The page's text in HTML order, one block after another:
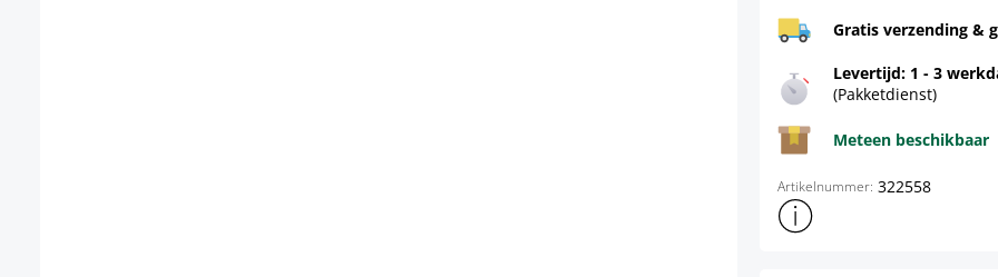
Gratis verzending &
Levertijd: 1 - 3
(Pakketdienst)
Meteen beschikbaar
Artikelnummer: 322558
Toon meer productinformatie